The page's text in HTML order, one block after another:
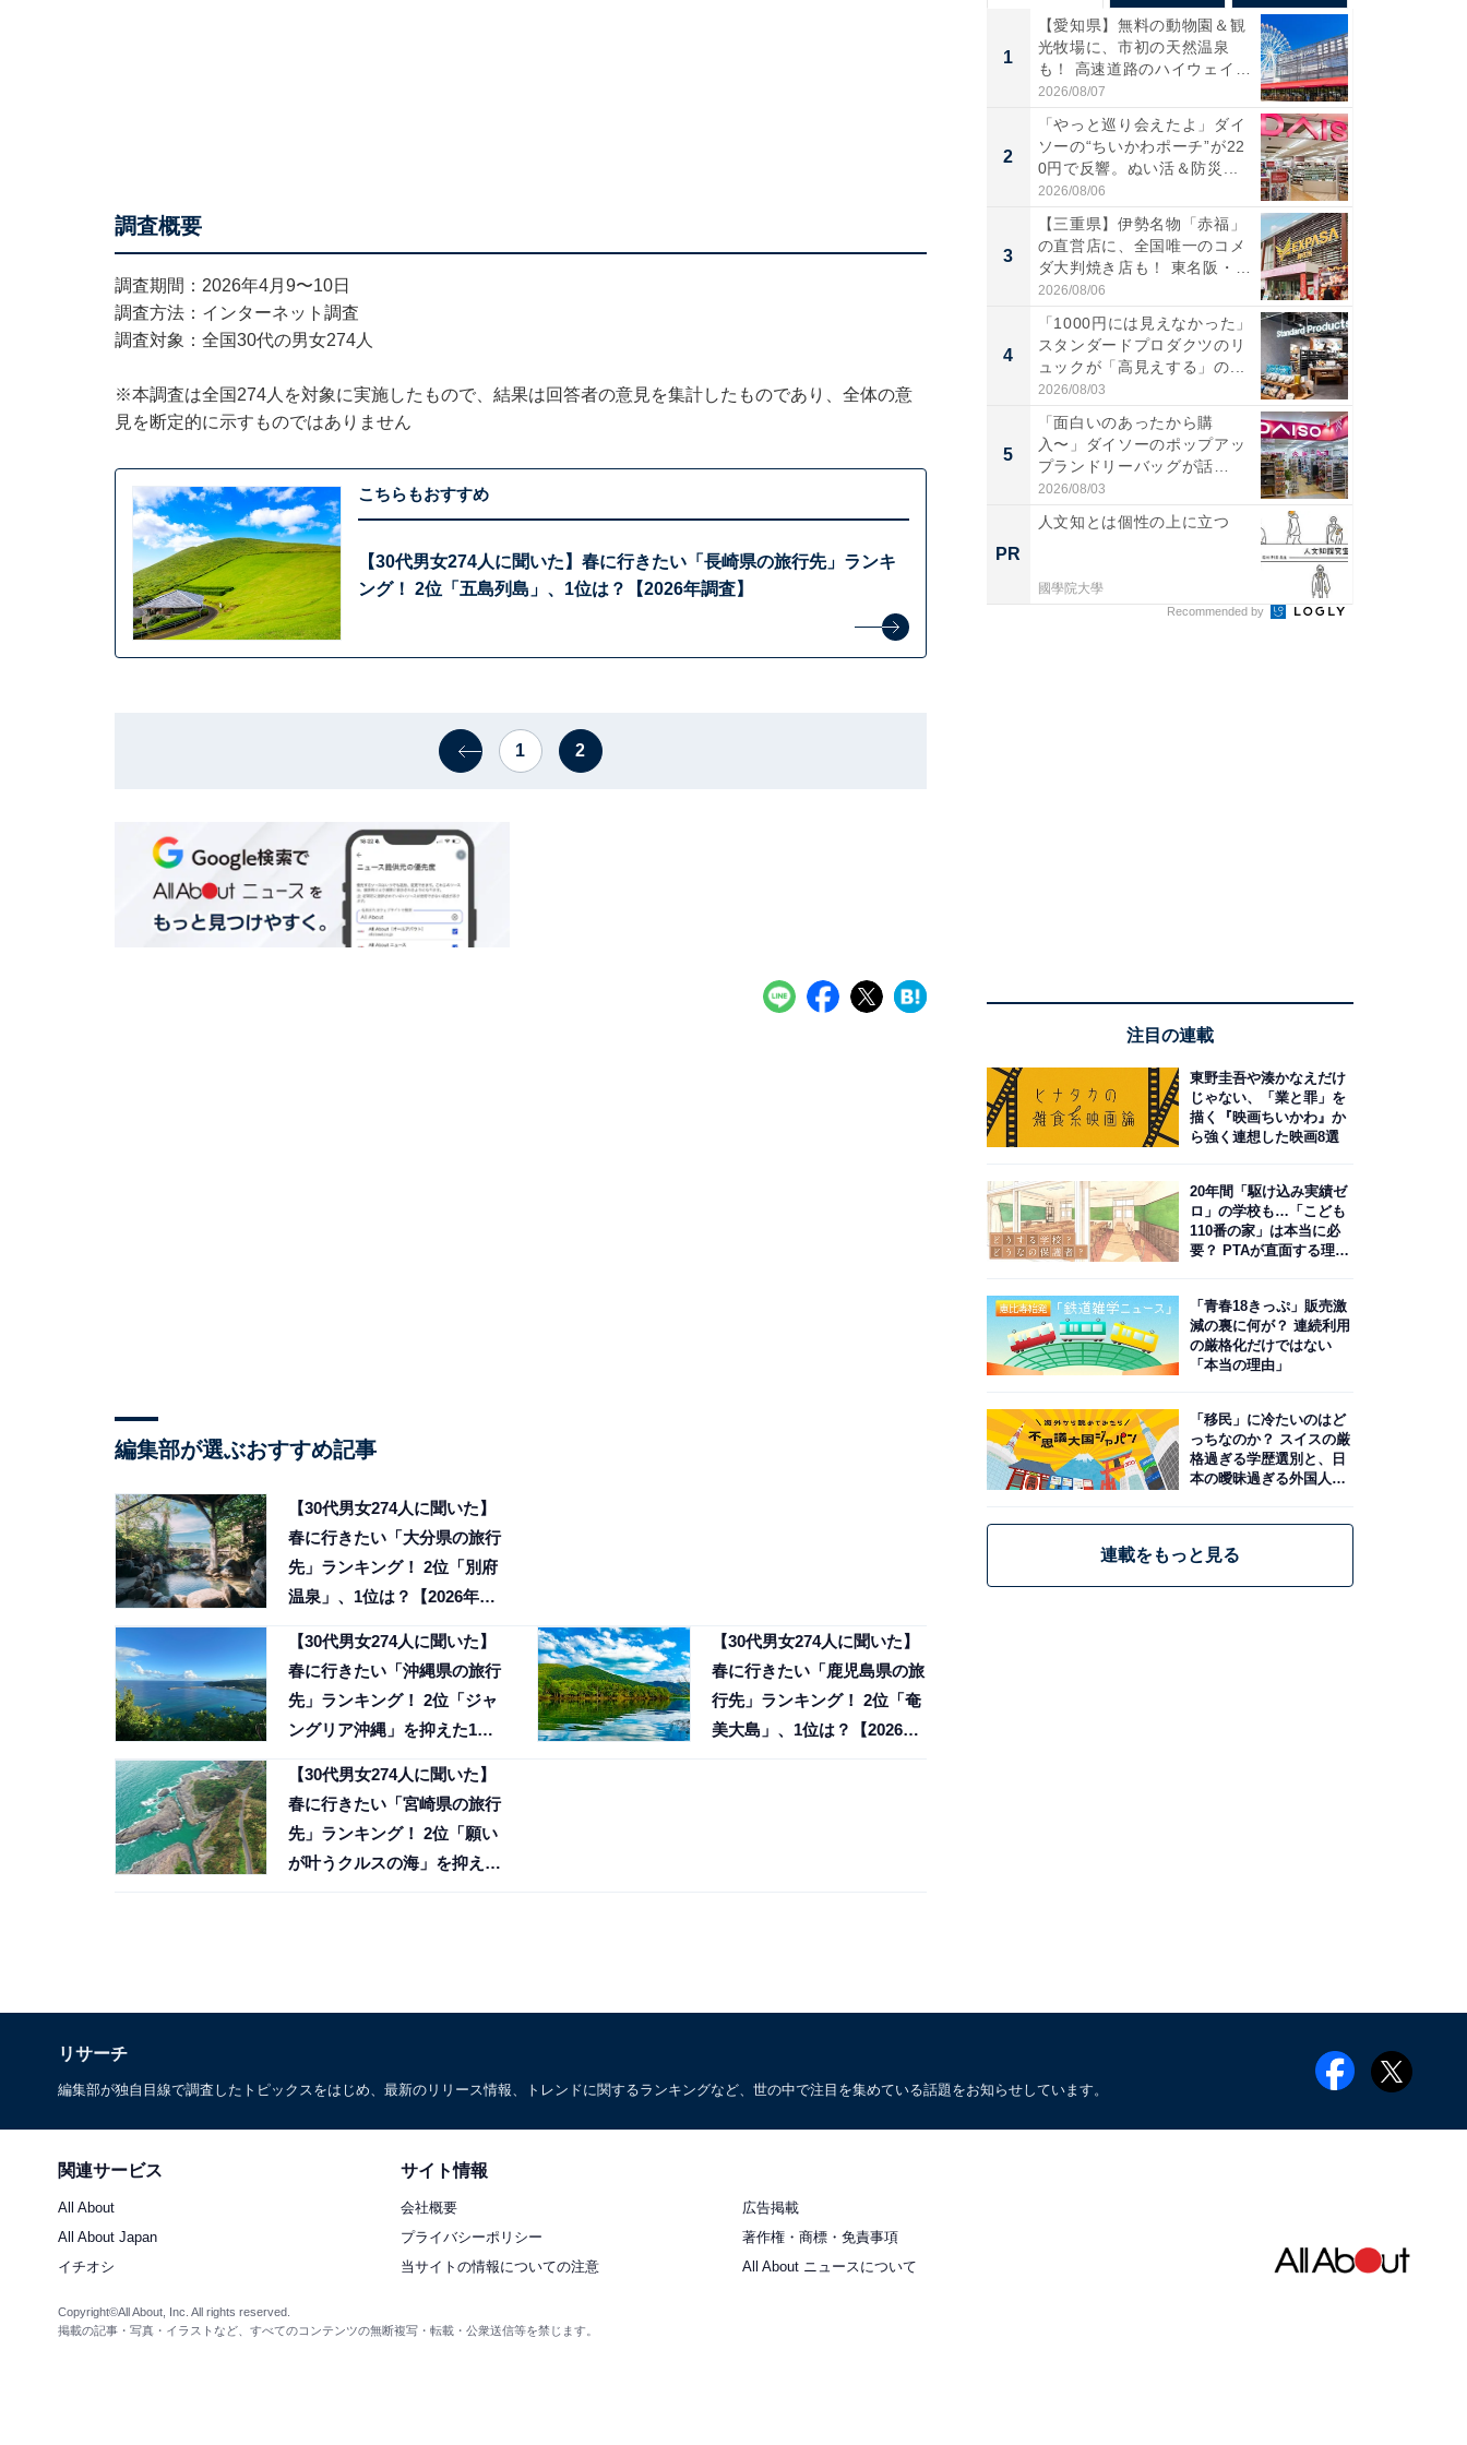
調査概要
調査期間：2026年4月9〜10日
調査方法：インターネット調査
調査対象：全国30代の男女274人
※本調査は全国274人を対象に実施したもので、結果は回答者の意見を集計したものであり、全体の意
見を断定的に示すものではありません
こちらもおすすめ
【30代男女274人に聞いた】春に行きたい「長崎県の旅行先」ランキ
ング！ 2位「五島列島」、1位は？【2026年調査】
1 2
編集部が選ぶおすすめ記事
【30代男女274人に聞いた】
春に行きたい「大分県の旅行
先」ランキング！ 2位「別府
温泉」、1位は？【2026年調
【30代男女274人に聞いた】
春に行きたい「沖縄県の旅行
先」ランキング！ 2位「ジャ
ングリア沖縄」を抑えた1位
【30代男女274人に聞いた】
春に行きたい「鹿児島県の旅
行先」ランキング！ 2位「奄
美大島」、1位は？【2026年
【30代男女274人に聞いた】
春に行きたい「宮崎県の旅行
先」ランキング！ 2位「願い
が叶うクルスの海」を抑えた
1
【愛知県】無料の動物園＆観
光牧場に、市初の天然温泉
も！ 高速道路のハイウェイオ
ア...
2026/08/07
2
「やっと巡り会えたよ」ダイ
ソーの“ちいかわポーチ”が22
0円で反響。ぬい活＆防災...
2026/08/06
3
【三重県】伊勢名物「赤福」
の直営店に、全国唯一のコメ
ダ大判焼き店も！ 東名阪・
伊...
2026/08/06
4
「1000円には見えなかった」
スタンダードプロダクツのリ
ュックが「高見えする」の...
2026/08/03
5
「面白いのあったから購
入〜」ダイソーのポップアッ
プランドリーバッグが話
題。“さま...
2026/08/03
PR
人文知とは個性の上に立つ
國學院大學
Recommended by
注目の連載
東野圭吾や湊かなえだけ
じゃない、「業と罪」を
描く『映画ちいかわ』か
ら強く連想した映画8選
20年間「駆け込み実績ゼ
ロ」の学校も…「こども
110番の家」は本当に必
要？ PTAが直面する理想
「青春18きっぷ」販売激
減の裏に何が？ 連続利用
の厳格化だけではない
「本当の理由」
「移民」に冷たいのはど
っちなのか？ スイスの厳
格過ぎる学歴選別と、日
本の曖昧過ぎる外国人政
連載をもっと見る
リサーチ
編集部が独自目線で調査したトピックスをはじめ、最新のリリース情報、トレンドに関するランキングなど、世の中で注目を集めている話題をお知らせしています。
関連サービス
All About
All About Japan
イチオシ
サイト情報
会社概要
広告掲載
プライバシーポリシー
著作権・商標・免責事項
当サイトの情報についての注意
All About ニュースについて
Copyright©All About, Inc. All rights reserved.
掲載の記事・写真・イラストなど、すべてのコンテンツの無断複写・転載・公衆送信等を禁じます。